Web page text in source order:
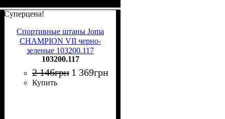
Суперцена!
Спортивные штаны Joma
CHAMPION VII черно-
зеленые 103200.117
103200.117
2 146грн 1 369грн
Купить